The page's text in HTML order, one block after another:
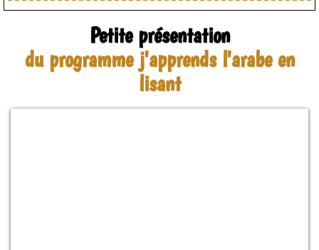
Petite présentation
du programme j'apprends l'arabe en
lisant